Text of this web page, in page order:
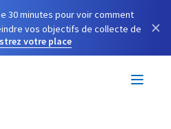
30 minutes pour voir comment
vos objectifs de collecte de
votre place
×